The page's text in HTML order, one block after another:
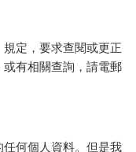
定，要求查閱或更正
有相關查詢，請電郵
何個人資料。但是我